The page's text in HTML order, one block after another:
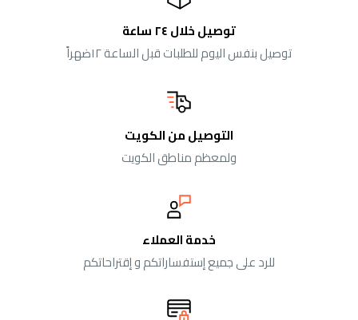
توصيل خلال ٢٤ ساعة
توصيل بنفس اليوم للطلبات قبل الساعة ١٢ضهراً
التوصيل من الكويت
ولمعظم مناطق الكويت
خدمة العملاء
للرد على جميع إستفساراتكم و إقتراحاتكم